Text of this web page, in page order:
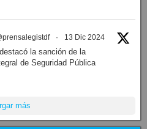
· 13 Dic 2024
la sanción de la
de Seguridad Pública
más